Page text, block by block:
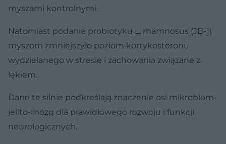
myszami kontrolnymi.
Natomiast podanie probiotyku L. rhamnosus (JB-1)
myszom zmniejszyło poziom kortykosteronu
wydzielanego w stresie i zachowania związane z
lękiem.
Dane te silnie podkreślają znaczenie osi mikrobiom-
jelito-mózg dla prawidłowego rozwoju i funkcji
neurologicznych.